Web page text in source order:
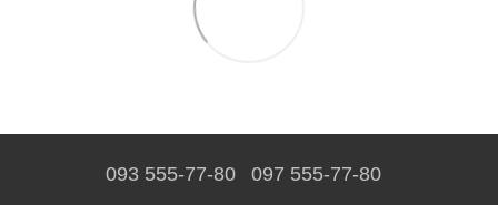
093 555-77-80 097 555-77-80